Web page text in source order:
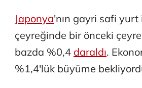
Japonya'nın gayri safi yurt
çeyreğinde bir önceki
bazda %0,4 daraldı.
%1,4'lük büyüme